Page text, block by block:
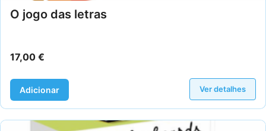
O jogo das letras
17,00 €
Adicionar Ver detalhes